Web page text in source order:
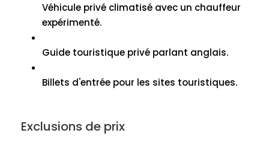
Véhicule privé climatisé avec un chauffeur
expérimenté.
Guide touristique privé parlant anglais.
Billets d'entrée pour les sites touristiques.
Exclusions de prix